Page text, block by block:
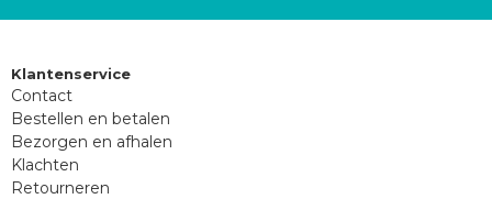
Klantenservice
Contact
Bestellen en betalen
Bezorgen en afhalen
Klachten
Retourneren